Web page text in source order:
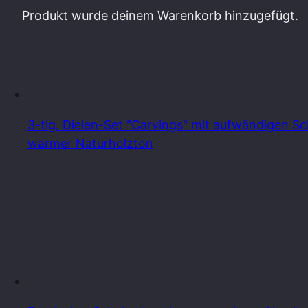
Produkt wurde deinem Warenkorb hinzugefügt.
3-tlg. Dielen-Set "Carvings" mit aufwändigen
warmer Naturholzton